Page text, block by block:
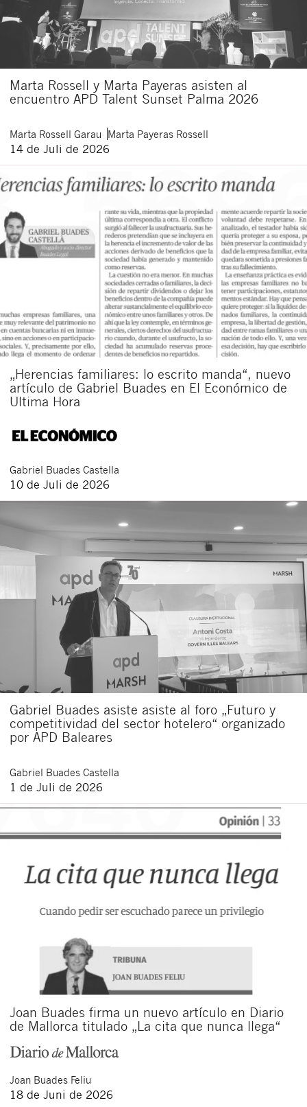
Marta Rossell y Marta Payeras asisten al
encuentro APD Talent Sunset Palma 2026
Marta Rossell Garau Marta Payeras Rossell
14 de Juli de 2026
„Herencias familiares: lo escrito manda“, nuevo
artículo de Gabriel Buades en El Económico de
Ultima Hora
Gabriel Buades Castella
10 de Juli de 2026
Gabriel Buades asiste asiste al foro „Futuro y
competitividad del sector hotelero“ organizado
por APD Baleares
Gabriel Buades Castella
1 de Juli de 2026
Joan Buades firma un nuevo artículo en Diario
de Mallorca titulado „La cita que nunca llega“
Joan Buades Feliu
18 de Juni de 2026